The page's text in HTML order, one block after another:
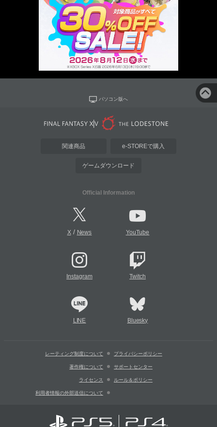
パソコン版へ
関連商品 e-STOREで購入
ゲームダウンロード
Official Information
X/ News YouTube
Instagram Twitch
LINE Bluesky
レーティング制度について プライバシーポリシー
著作権について サポートセンター
ライセンス ルール＆ポリシー
利用者情報の外部送信について